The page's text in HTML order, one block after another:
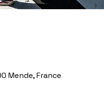
Mende, France